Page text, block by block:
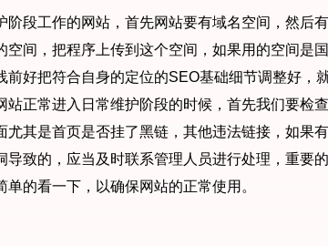
阶段工作的网站，首先网站要有域名空间，然后
空间，把程序上传到这个空间，如果用的空间是
前好把符合自身的定位的SEO基础细节调整好，
站正常进入日常维护阶段的时候，首先我们要检
尤其是首页是否挂了黑链，其他违法链接，如果
导致的，应当及时联系管理人员进行处理，重要
的看一下，以确保网站的正常使用。